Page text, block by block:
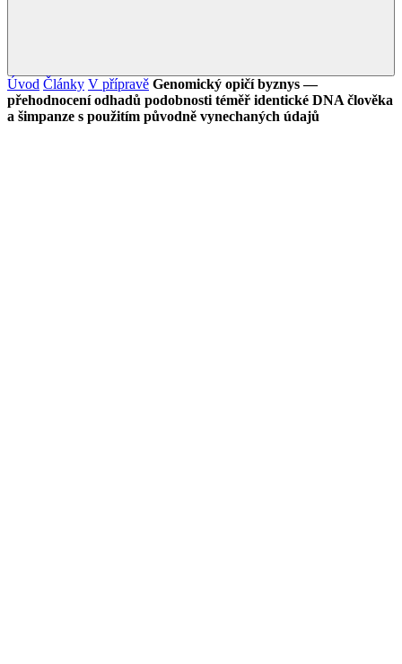
Úvod Články V přípravě Genomický opičí byznys —
přehodnocení odhadů podobnosti téměř identické DNA člověka
a šimpanze s použitím původně vynechaných údajů